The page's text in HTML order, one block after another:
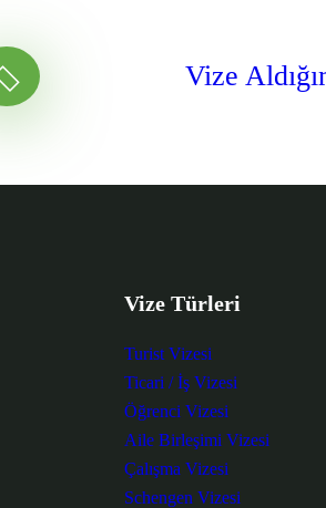
Vize
Vize Türleri
Turist Vizesi
Ticari / İş Vizesi
Öğrenci Vizesi
Aile Birleşimi Vizesi
Çalışma Vizesi
Schengen Vizesi